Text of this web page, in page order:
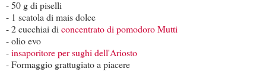
- 50 g di piselli
- 1 scatola di mais dolce
- 2 cucchiai di concentrato di pomodoro Mutti
- olio evo
-insaporitore per sughi dell'Ariosto
- Formaggio grattugiato a piacere